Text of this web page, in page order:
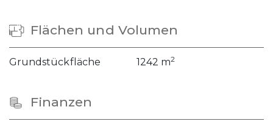
Flächen und Volumen
Grundstückfläche 1242 m2
Finanzen